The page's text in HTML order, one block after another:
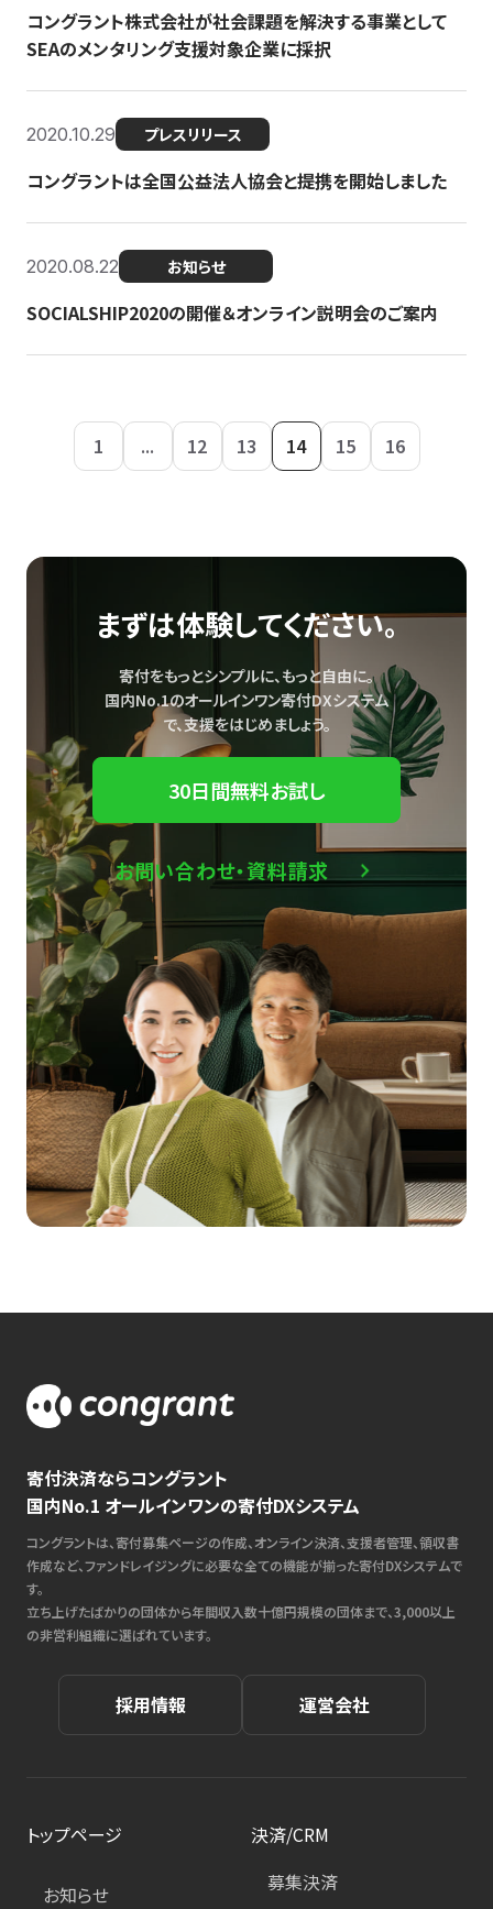
コングラント株式会社が社会課題を解決する事業として
SEAのメンタリング支援対象企業に採択
2020.10.29 プレスリリース
コングラントは全国公益法人協会と提携を開始しました
2020.08.22 お知らせ
SOCIALSHIP2020の開催＆オンライン説明会のご案内
1 ... 12 13 14 15 16
まずは体験してください。
寄付をもっとシンプルに、もっと自由に。
国内No.1のオールインワン寄付DXシステム
で、支援をはじめましょう。
30日間無料お試し
お問い合わせ・資料請求
寄付決済ならコングラント
国内No.1 オールインワンの寄付DXシステム
コングラントは、寄付募集ページの作成、オンライン決済、支援者管理、領収書
作成など、ファンドレイジングに必要な全ての機能が揃った寄付DXシステムで
す。
立ち上げたばかりの団体から年間収入数十億円規模の団体まで、3,000以上
の非営利組織に選ばれています。
採用情報 運営会社
トップページ
お知らせ
決済/CRM
募集決済